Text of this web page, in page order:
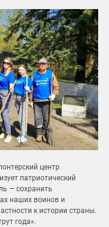
центр
патриотический
— сохранить
наших воинов и
к истории страны.
года».